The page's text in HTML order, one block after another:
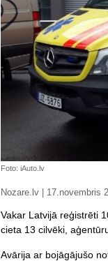
Foto: iAuto.lv
Nozare.lv | 17.novembris
Vakar Latvijā reģistrēti
cieta 13 cilvēki,
Avārija ar bojāgājušo